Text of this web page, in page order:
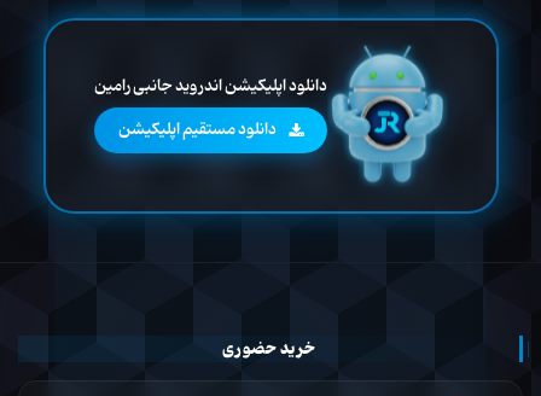
دانلود اپلیکیشن اندروید جانبی رامین
دانلود مستقیم اپلیکیشن
خرید حضوری